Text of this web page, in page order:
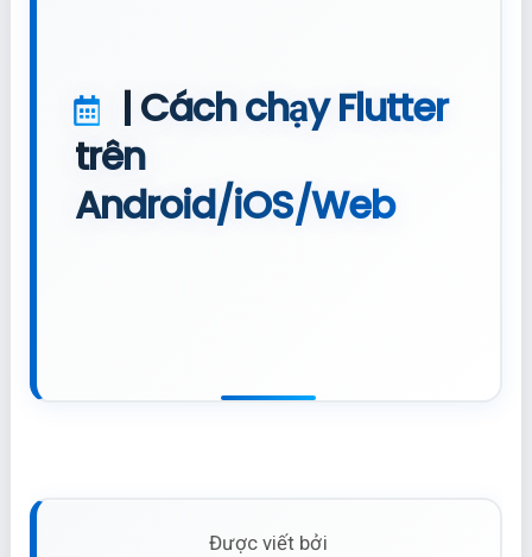
| Cách chạy Flutter
trên
Android/iOS/Web
Được viết bởi